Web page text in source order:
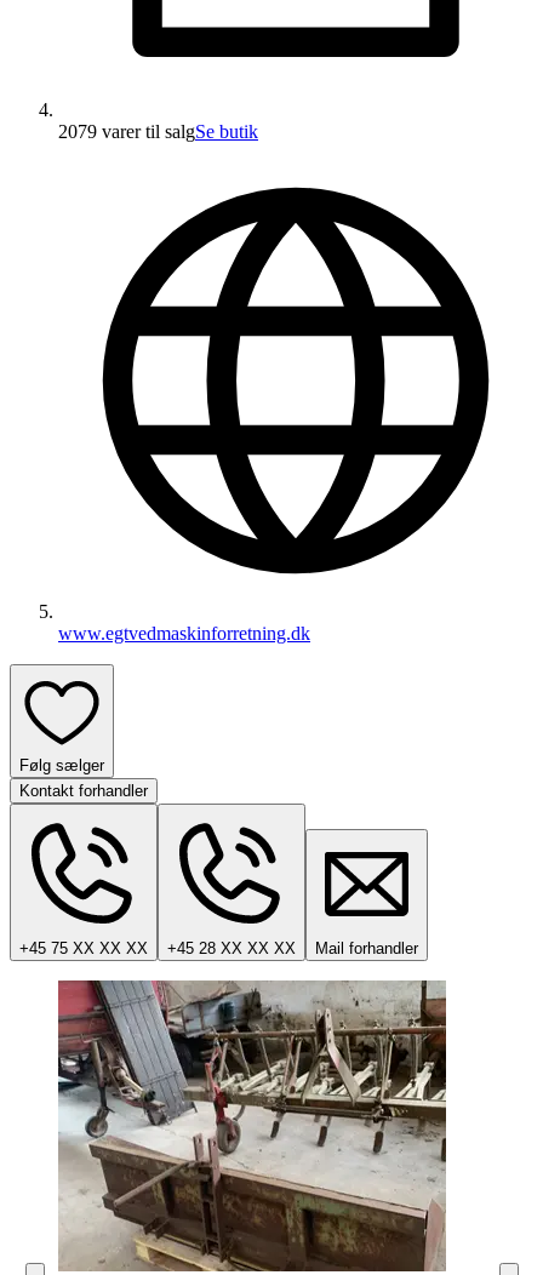
2079 varertil salgSe butik
www.egtvedmaskinforretning.dk
Følg sælger
Kontakt forhandler
+45 75 XX XX XX +45 28 XX XX XX Mail forhandler